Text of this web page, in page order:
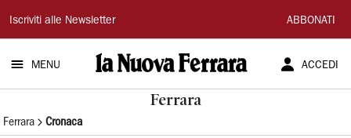
La
Nuova
Ferrara
Iscriviti alle Newsletter ABBONATI
MENU ACCEDI
Ferrara
Ferrara Cronaca